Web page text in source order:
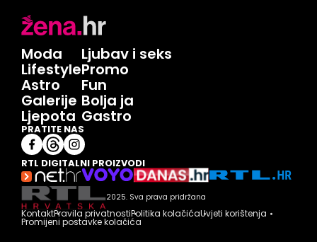
Moda
Lifestyle
Astro
Galerije
Ljepota
Ljubav i seks
Promo
Fun
Bolja ja
Gastro
PRATITE NAS
RTL DIGITALNI PROIZVODI
2025. Sva prava pridržana
KontaktPravila privatnostiPolitika kolačićaUvjeti korištenja
Promijeni postavke kolačića